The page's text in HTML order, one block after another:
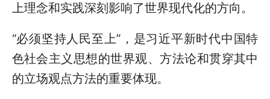
上理念和实践深刻影响了世界现代化的方向。
“必须坚持人民至上”，是习近平新时代中国特
色社会主义思想的世界观、方法论和贯穿其中
的立场观点方法的重要体现。